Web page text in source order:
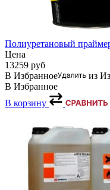
Полиуретановый
Цена
13259 руб
В Избранное
из
В Избранное
В корзину